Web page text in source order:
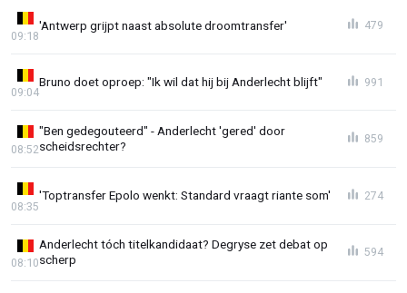
'Antwerp grijpt naast absolute droomtransfer'
09:18
479
Bruno doet oproep: "Ik wil dat hij bij Anderlecht blijft"
09:04
991
"Ben gedegouteerd" - Anderlecht 'gered' door
scheidsrechter?
08:52
859
'Toptransfer Epolo wenkt: Standard vraagt riante som'
08:35
274
Anderlecht tóch titelkandidaat? Degryse zet debat op
scherp
08:10
594